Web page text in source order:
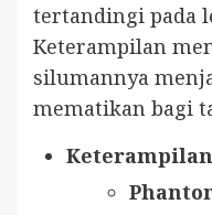
tertandingi pada
Keterampilan
silumannya
mematikan bagi